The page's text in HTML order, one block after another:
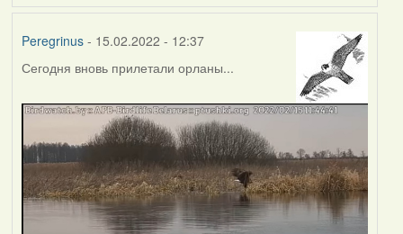
Peregrinus- 15.02.2022 - 12:37
Сегодня вновь прилетали орланы...